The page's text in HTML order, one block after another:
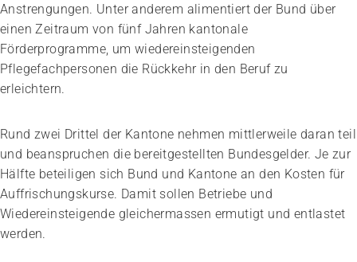
Anstrengungen. Unter anderem alimentiert der Bund über
einen Zeitraum von fünf Jahren kantonale
Förderprogramme, um wiedereinsteigenden
Pflegefachpersonen die Rückkehr in den Beruf zu
erleichtern.
Rund zwei Drittel der Kantone nehmen mittlerweile daran teil
und beanspruchen die bereitgestellten Bundesgelder. Je zur
Hälfte beteiligen sich Bund und Kantone an den Kosten für
Auffrischungskurse. Damit sollen Betriebe und
Wiedereinsteigende gleichermassen ermutigt und entlastet
werden.